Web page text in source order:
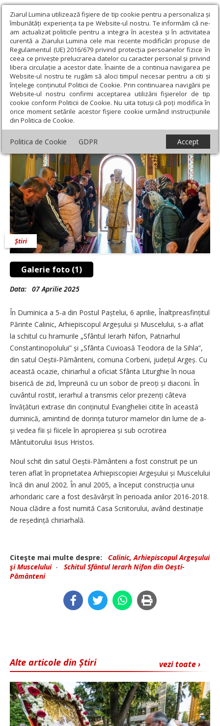
Ziarul Lumina utilizează fişiere de tip cookie pentru a personaliza și
îmbunătăți experiența ta pe Website-ul nostru. Te informăm că ne-
am actualizat politicile pentru a integra în acestea și în activitatea
curentă a Ziarului Lumina cele mai recente modificări propuse de
Regulamentul (UE) 2016/679 privind protecția persoanelor fizice în
ceea ce privește prelucrarea datelor cu caracter personal și privind
libera circulație a acestor date. Înainte de a continua navigarea pe
Website-ul nostru te rugăm să aloci timpul necesar pentru a citi și
înțelege conținutul Politicii de Cookie. Prin continuarea navigării pe
Website-ul nostru confirmi acceptarea utilizării fişierelor de tip
cookie conform Politicii de Cookie. Nu uita totuși că poți modifica în
orice moment setările acestor fişiere cookie urmând instrucțiunile
din Politica de Cookie.
Politica de Cookie GDPR Accept
Ziarul Lumina › Actualitate religioasă › Știri › Slujire arhierească
la schitul din Oeștii-Pământeni, județul Argeș
Slujire arhierească la schitul din Oeștii-
Pământeni, județul Argeș
Galerie foto (1)
Știri
Data: 07 Aprilie 2025
În Duminica a 5-a din Postul Paștelui, 6 aprilie, Înaltprea­sfințitul
Părinte Calinic, Arhi­episcopul Argeșului și Muscelului, s-a aflat
la schitul cu hramurile „Sfântul Ierarh Nifon, Patriarhul
Constantinopolului” și „Sfânta Cuvioasă Teodora de la Sihla”,
din satul Oeștii-Pământeni, comuna Corbeni, județul Argeș. Cu
această ocazie, chiriarhul a oficiat Sfânta Liturghie în noua
biserică de zid, împreună cu un sobor de preoți și diaconi. În
cuvântul rostit, ierarhul a transmis celor pre­zenți câteva
învățături extrase din conținutul Evangheliei citite în această
duminică, amintind de dorința tuturor mamelor din lume de a-
și vedea fiii și fiicele în apropierea și sub ocrotirea
Mântuitorului Iisus Hristos.
Noul schit din satul Oeștii-Pământeni a fost construit pe un
teren aflat în proprietatea Arhi­episcopiei Argeșului și Muscelului
încă din anul 2002. În anul 2005, a început construcția unui
arhondaric care a fost desăvârșit în perioada anilor 2016-2018.
Noua clădire a fost numită Casa Scriitorului, având destinație
de reședință chiriarhală.
Citeşte mai multe despre:
Calinic, Arhiepiscopul Argeşului
şi Muscelului- Schitul Sfântul Ierarh Nifon din Oești-
Pământeni
vezi toate ›
Alte articole din Știri